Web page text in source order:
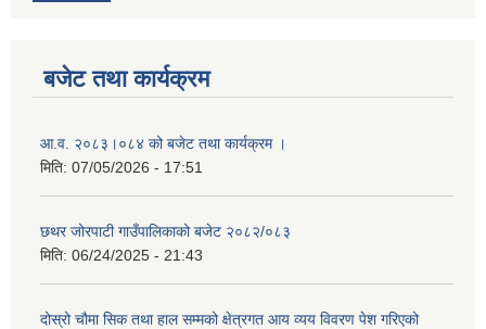
बजेट तथा कार्यक्रम
आ.व. २०८३।०८४ को बजेट तथा कार्यक्रम ।
मिति: 07/05/2026 - 17:51
छथर जोरपाटी गाउँपालिकाको बजेट २०८२/०८३
मिति: 06/24/2025 - 21:43
दोस्रो चौमा सिक तथा हाल सम्मको क्षेत्रगत आय व्यय विवरण पेश गरिएको